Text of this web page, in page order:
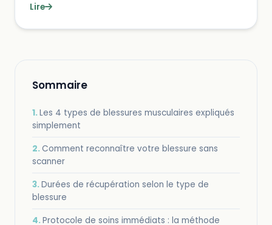
Lire
Sommaire
Les 4 types de blessures musculaires expliqués
simplement
Comment reconnaître votre blessure sans
scanner
Durées de récupération selon le type de
blessure
Protocole de soins immédiats : la méthode